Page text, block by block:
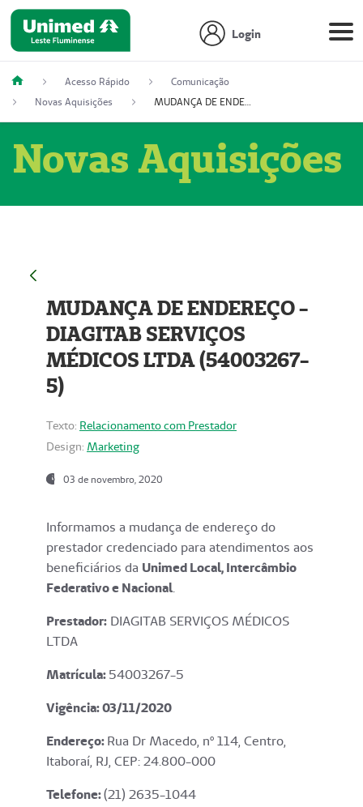
Login
Acesso Rápido
Comunicação
Novas Aquisições
MUDANÇA DE ENDEREÇO - DIAGITAB SERVIÇOS MÉDICOS LTDA (54003267-5)
Novas Aquisições
MUDANÇA DE ENDEREÇO -
DIAGITAB SERVIÇOS
MÉDICOS LTDA (54003267-
5)
Texto: Relacionamento com Prestador
Design: Marketing
03 de novembro, 2020
Informamos a mudança de endereço do
prestador credenciado para atendimentos aos
beneficiários da Unimed Local, Intercâmbio
Federativo e Nacional.
Prestador: DIAGITAB SERVIÇOS MÉDICOS
LTDA
Matrícula:54003267-5
Vigência: 03/11/2020
Endereço:Rua Dr Macedo, nº 114, Centro,
Itaboraí, RJ, CEP: 24.800-000
Telefone:(21) 2635-1044